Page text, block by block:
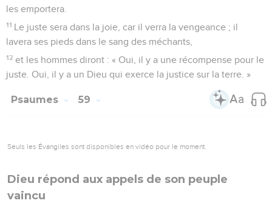
les emportera.
11 Le juste sera dans la joie, car il verra la vengeance ; il
lavera ses pieds dans le sang des méchants,
12 et les hommes diront : « Oui, il y a une récompense pour le
juste. Oui, il y a un Dieu qui exerce la justice sur la terre. »
Psaumes 59
Seuls les Évangiles sont disponibles en vidéo pour le moment.
Dieu répond aux appels de son peuple
vaincu